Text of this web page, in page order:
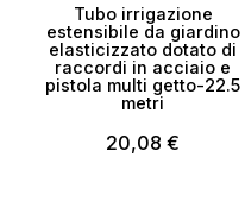
Tubo irrigazione
estensibile da giardino
elasticizzato dotato di
raccordi in acciaio e
pistola multi getto-22.5
metri
20,08 €